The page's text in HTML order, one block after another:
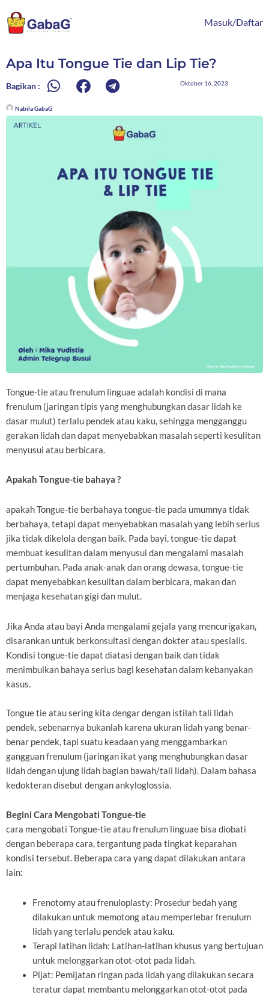
ke
konten
Masuk/Daftar
Apa Itu Tongue Tie dan Lip Tie?
Bagikan : Oktober 16, 2023
Nabila GabaG
Tongue-tie atau frenulum linguae adalah kondisi di mana
frenulum (jaringan tipis yang menghubungkan dasar lidah ke
dasar mulut) terlalu pendek atau kaku, sehingga mengganggu
gerakan lidah dan dapat menyebabkan masalah seperti kesulitan
menyusui atau berbicara.
Apakah Tongue-tie bahaya ?
apakah Tongue-tie berbahaya tongue-tie pada umumnya tidak
berbahaya, tetapi dapat menyebabkan masalah yang lebih serius
jika tidak dikelola dengan baik. Pada bayi, tongue-tie dapat
membuat kesulitan dalam menyusui dan mengalami masalah
pertumbuhan. Pada anak-anak dan orang dewasa, tongue-tie
dapat menyebabkan kesulitan dalam berbicara, makan dan
menjaga kesehatan gigi dan mulut.
Jika Anda atau bayi Anda mengalami gejala yang mencurigakan,
disarankan untuk berkonsultasi dengan dokter atau spesialis.
Kondisi tongue-tie dapat diatasi dengan baik dan tidak
menimbulkan bahaya serius bagi kesehatan dalam kebanyakan
kasus.
Tongue tie atau sering kita dengar dengan istilah tali lidah
pendek, sebenarnya bukanlah karena ukuran lidah yang benar-
benar pendek, tapi suatu keadaan yang menggambarkan
gangguan frenulum (jaringan ikat yang menghubungkan dasar
lidah dengan ujung lidah bagian bawah/tali lidah). Dalam bahasa
kedokteran disebut dengan ankyloglossia.
Begini Cara Mengobati Tongue-tie
cara mengobati Tongue-tie atau frenulum linguae bisa diobati
dengan beberapa cara, tergantung pada tingkat keparahan
kondisi tersebut. Beberapa cara yang dapat dilakukan antara
lain:
Frenotomy atau frenuloplasty: Prosedur bedah yang
dilakukan untuk memotong atau memperlebar frenulum
lidah yang terlalu pendek atau kaku.
Terapi latihan lidah: Latihan-latihan khusus yang bertujuan
untuk melonggarkan otot-otot pada lidah.
Pijat: Pemijatan ringan pada lidah yang dilakukan secara
teratur dapat membantu melonggarkan otot-otot pada